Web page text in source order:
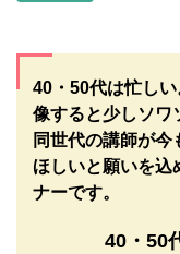
40・50代は忙し
像すると少しソワ
同世代の講師が
ほしいと願いを込
ナーです。
40・50